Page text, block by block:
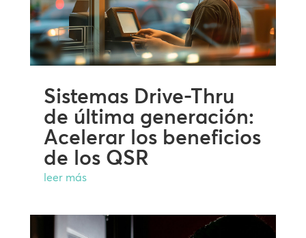
Sistemas Drive-Thru
de última generación:
Acelerar los beneficios
de los QSR
leer más